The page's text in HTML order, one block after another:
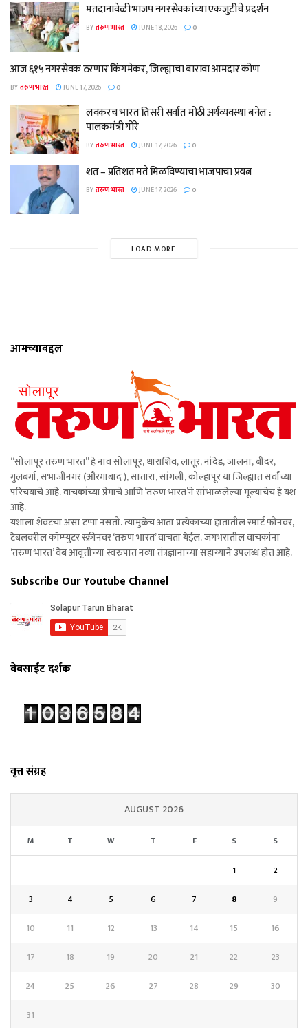
मतदानावेळी भाजप नगरसेवकांच्या एकजुटीचे प्रदर्शन
BYतरुण भारत JUNE 18, 2026 0
आज ६१५ नगरसेवक ठरणार किंगमेकर, जिल्ह्याचा बारावा आमदार कोण
BYतरुण भारत JUNE 17, 2026 0
लवकरच भारत तिसरी सर्वात मोठी अर्थव्यवस्था बनेल :
पालकमंत्री गोरे
BYतरुण भारत JUNE 17, 2026 0
शत – प्रतिशत मते मिळविण्याचा भाजपाचा प्रयत्न
BYतरुण भारत JUNE 17, 2026 0
LOAD MORE
आमच्याबद्दल
“सोलापूर तरुण भारत” हे नाव सोलापूर, धाराशिव, लातूर, नांदेड, जालना, बीदर,
गुलबर्गा, संभाजीनगर (औरंगाबाद ), सातारा, सांगली, कोल्हापूर या जिल्ह्यात सर्वांच्या
परिचयाचे आहे. वाचकांच्या प्रेमाचे आणि ‘तरुण भारत’ने सांभाळलेल्या मूल्यांचेच हे यश
आहे.
यशाला शेवटचा असा टप्पा नसतो. त्यामुळेच आता प्रत्येकाच्या हातातील स्मार्ट फोनवर,
टेबलवरील कॉम्प्युटर स्क्रीनवर ‘तरुण भारत’ वाचता येईल. जगभरातील वाचकांना
‘तरुण भारत’ वेब आवृत्तीच्या स्वरुपात नव्या तंत्रज्ञानाच्या सहाय्याने उपलब्ध होत आहे.
Subscribe Our Youtube Channel
वेबसाईट दर्शक
वृत्त संग्रह
AUGUST 2026
M T W T F S S
1
2
3
4 5 6 7 8
9
10
11 12 13 14 15
16
17
18 19 20 21 22
23
24
25 26 27 28 29
30
31